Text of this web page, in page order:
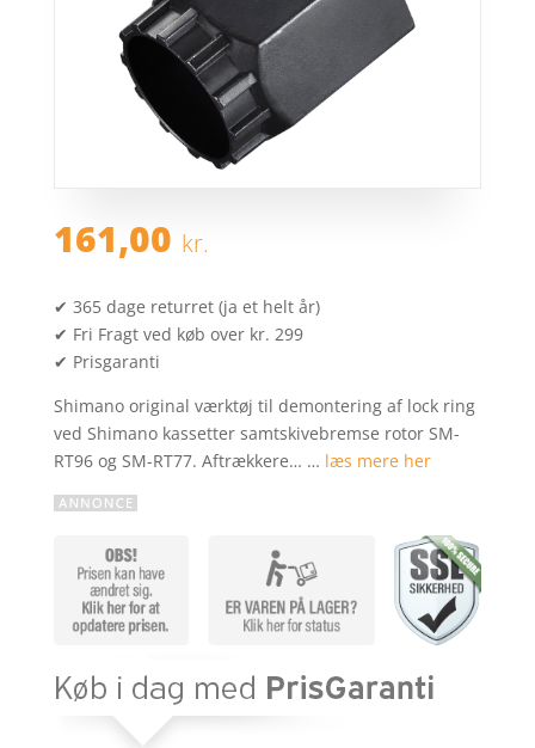
161,00 kr.
✔ 365 dage returret (ja et helt år)
✔ Fri Fragt ved køb over kr. 299
✔ Prisgaranti
Shimano original værktøj til demontering af lock ring
ved Shimano kassetter samtskivebremse rotor SM-
RT96 og SM-RT77. Aftrækkere… … læs mere her